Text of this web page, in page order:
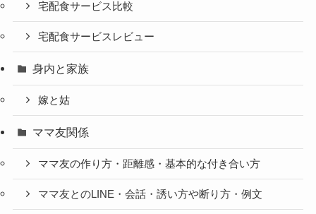
宅配食サービス比較
宅配食サービスレビュー
身内と家族
嫁と姑
ママ友関係
ママ友の作り方・距離感・基本的な付き合い方
ママ友とのLINE・会話・誘い方や断り方・例文